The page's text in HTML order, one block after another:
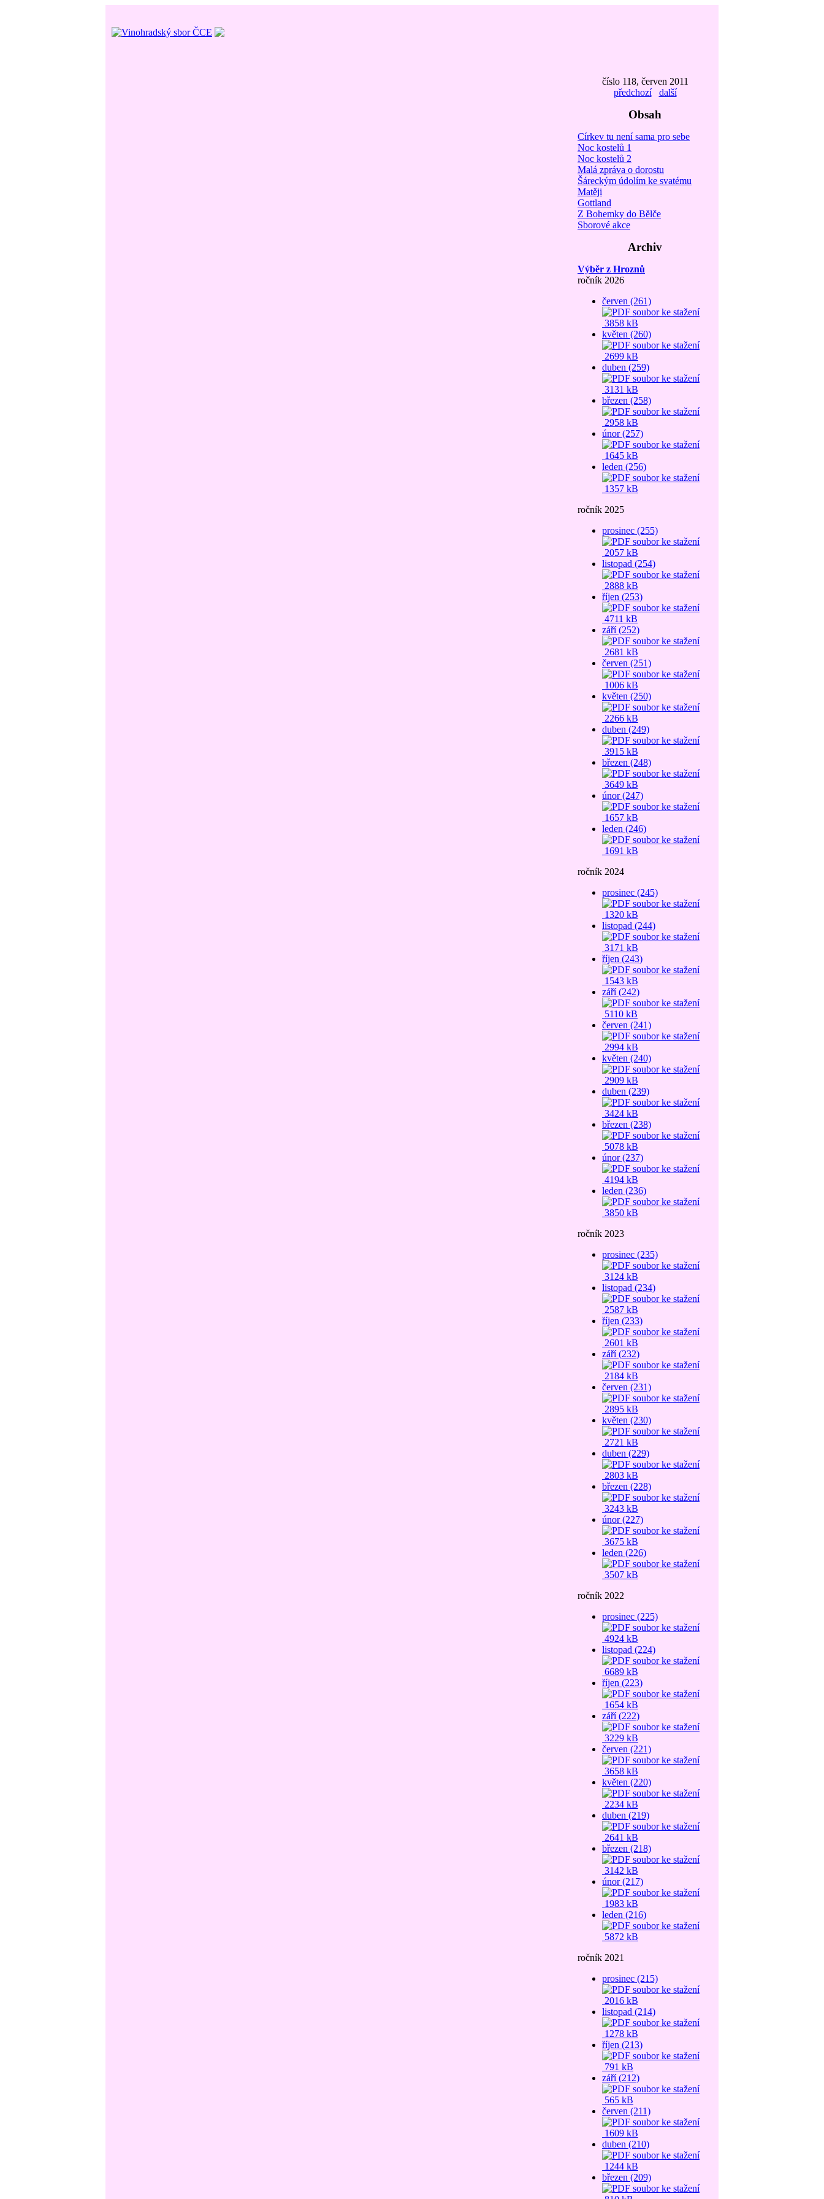
číslo 118, červen 2011
předchozí
další
Obsah
Církev tu není sama pro sebe
Noc kostelů 1
Noc kostelů 2
Malá zpráva o dorostu
Šáreckým údolím ke svatému
Matěji
Gottland
Z Bohemky do Bělče
Sborové akce
Archiv
Výběr z Hroznů
ročník 2026
červen (261)
3858 kB
květen (260)
2699 kB
duben (259)
3131 kB
březen (258)
2958 kB
únor (257)
1645 kB
leden (256)
1357 kB
ročník 2025
prosinec (255)
2057 kB
listopad (254)
2888 kB
říjen (253)
4711 kB
září (252)
2681 kB
červen (251)
1006 kB
květen (250)
2266 kB
duben (249)
3915 kB
březen (248)
3649 kB
únor (247)
1657 kB
leden (246)
1691 kB
ročník 2024
prosinec (245)
1320 kB
listopad (244)
3171 kB
říjen (243)
1543 kB
září (242)
5110 kB
červen (241)
2994 kB
květen (240)
2909 kB
duben (239)
3424 kB
březen (238)
5078 kB
únor (237)
4194 kB
leden (236)
3850 kB
ročník 2023
prosinec (235)
3124 kB
listopad (234)
2587 kB
říjen (233)
2601 kB
září (232)
2184 kB
červen (231)
2895 kB
květen (230)
2721 kB
duben (229)
2803 kB
březen (228)
3243 kB
únor (227)
3675 kB
leden (226)
3507 kB
ročník 2022
prosinec (225)
4924 kB
listopad (224)
6689 kB
říjen (223)
1654 kB
září (222)
3229 kB
červen (221)
3658 kB
květen (220)
2234 kB
duben (219)
2641 kB
březen (218)
3142 kB
únor (217)
1983 kB
leden (216)
5872 kB
ročník 2021
prosinec (215)
2016 kB
listopad (214)
1278 kB
říjen (213)
791 kB
září (212)
565 kB
červen (211)
1609 kB
duben (210)
1244 kB
březen (209)